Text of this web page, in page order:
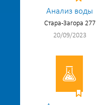
Анализ воды
Стара-Загора 277
20/09/2023